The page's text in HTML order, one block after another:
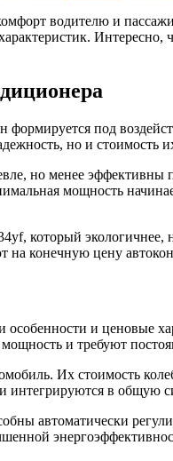
водителю и
под
но и
но менее
мощность
который экологичнее,
на конечную цену
и ценовые
и требуют
Их стоимость
интегрируются в общую
автоматически